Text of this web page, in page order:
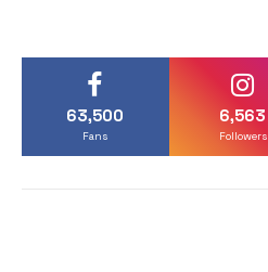
63,500
Fans
6,563
Followers